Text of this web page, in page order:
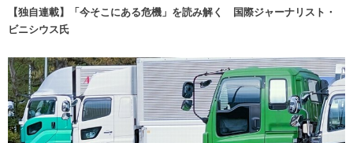
【独自連載】「今そこにある危機」を読み解く 国際ジャーナリスト・
ビニシウス氏